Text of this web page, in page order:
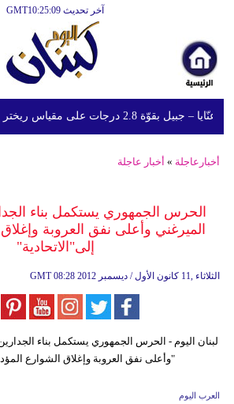
آخر تحديث GMT10:25:09
2.8 درجات على مقياس ريختر
أخبارعاجلة » أخبار عاجلة
الحرس الجمهوري يستكمل بناء
الميرغني وأعلى نفق العروبة
إلى"الاتحادية"
GMT 08:28 2012 الثلاثاء ,11 كانون الأول / ديسمبر
العرب اليوم